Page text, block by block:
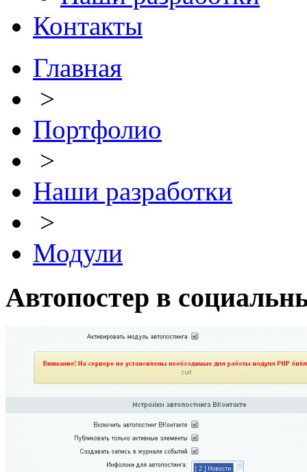
Контакты
Главная
>
Портфолио
>
Наши разработки
>
Модули
Автопостер в